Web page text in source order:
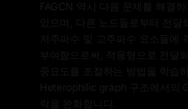
FAGCN 역시 다음 문제를 해결하
었으며, 다른 노드들로부터 전달
저주파수 및 고주파수 요소들에
부여함으로써, 적응형으로 전달
중요도를 조절하는 방법을 학습
Heterophilic graph 구조에서의
락을 완화합니다.